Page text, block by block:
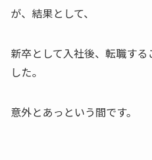
が、結果として、
新卒として入社後、転職す
した。
意外とあっという間です。